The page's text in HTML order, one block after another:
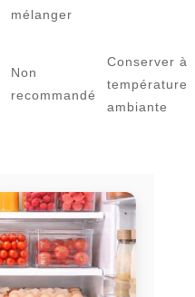
mélanger
Non
recommandé
Conserver à
température
ambiante